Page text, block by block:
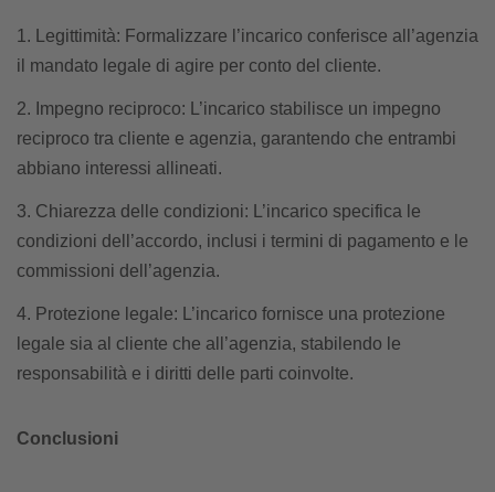
Legittimità: Formalizzare l’incarico conferisce all’agenzia
il mandato legale di agire per conto del cliente.
Impegno reciproco: L’incarico stabilisce un impegno
reciproco tra cliente e agenzia, garantendo che entrambi
abbiano interessi allineati.
Chiarezza delle condizioni: L’incarico specifica le
condizioni dell’accordo, inclusi i termini di pagamento e le
commissioni dell’agenzia.
Protezione legale: L’incarico fornisce una protezione
legale sia al cliente che all’agenzia, stabilendo le
responsabilità e i diritti delle parti coinvolte.
Conclusioni